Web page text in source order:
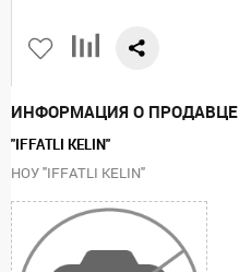
ИНФОРМАЦИЯ О ПРОДАВЦЕ
"IFFATLI KELIN"
НОУ "IFFATLI KELIN"